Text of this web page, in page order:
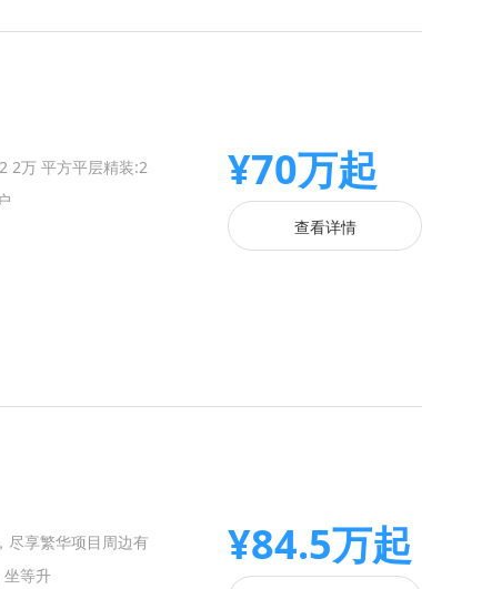
2万 平方平层精装:2
¥70万起
查看详情
尽享繁华项目周边有
坐等升
¥84.5万起